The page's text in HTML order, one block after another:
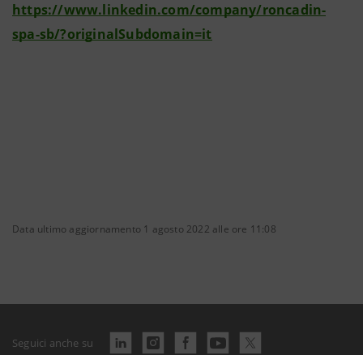
https://www.linkedin.com/company/roncadin-
spa-sb/?originalSubdomain=it
Data ultimo aggiornamento 1 agosto 2022 alle ore 11:08
Seguici anche su